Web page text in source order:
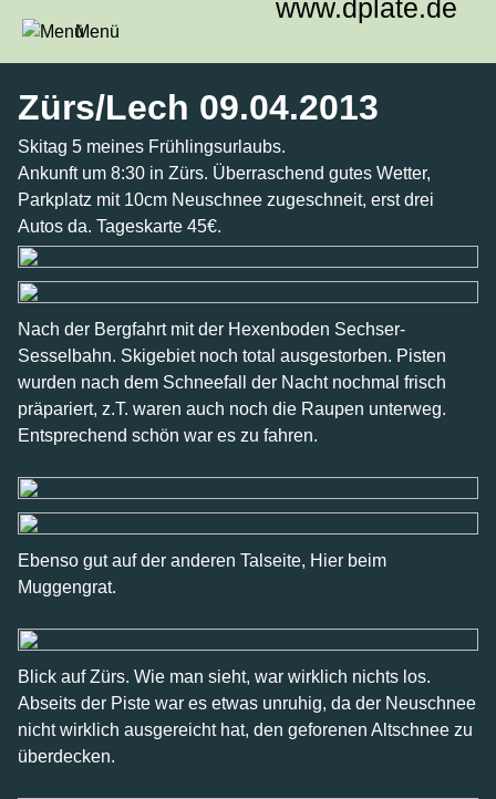
Zürs/Lech 09.04.2013
Skitag 5 meines Frühlingsurlaubs.
Ankunft um 8:30 in Zürs. Überraschend gutes Wetter,
Parkplatz mit 10cm Neuschnee zugeschneit, erst drei
Autos da. Tageskarte 45€.
Nach der Bergfahrt mit der Hexenboden Sechser-
Sesselbahn. Skigebiet noch total ausgestorben. Pisten
wurden nach dem Schneefall der Nacht nochmal frisch
präpariert, z.T. waren auch noch die Raupen unterweg.
Entsprechend schön war es zu fahren.
Ebenso gut auf der anderen Talseite, Hier beim
Muggengrat.
Blick auf Zürs. Wie man sieht, war wirklich nichts los.
Abseits der Piste war es etwas unruhig, da der Neuschnee
nicht wirklich ausgereicht hat, den geforenen Altschnee zu
überdecken.
Menü
www.dplate.de